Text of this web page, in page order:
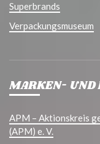
Superbrands
Verpackungsmuseum
MARKEN- UND
APM – Aktionskreis
(APM) e. V.